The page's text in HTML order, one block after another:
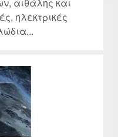
ηλεκτρικές